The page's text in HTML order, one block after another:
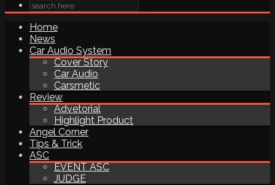
Home
News
Car Audio System
Cover Story
Car Audio
Carsmetic
Review
Advetorial
Highlight Product
Angel Corner
Tips & Trick
ASC
EVENT ASC
JUDGE